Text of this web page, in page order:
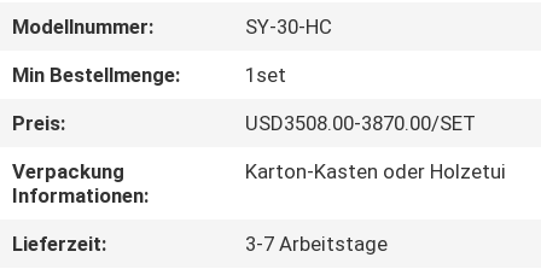
AUSFLUG
QUALITÄTSKONTROLLE
TRETEN
SIE
Modellnummer:
SY-30-HC
Min Bestellmenge:
1set
Preis:
USD3508.00-3870.00/SET
Verpackung
Informationen:
Karton-Kasten oder Holzetui
Lieferzeit:
3-7 Arbeitstage